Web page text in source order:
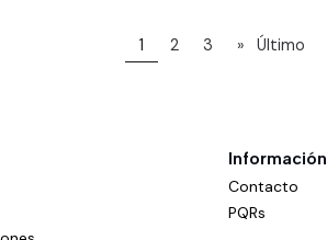
1 2 3 » Último
Información
Contacto
PQRs